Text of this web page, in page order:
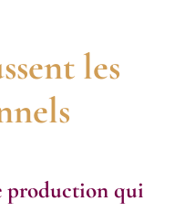
les
production qui